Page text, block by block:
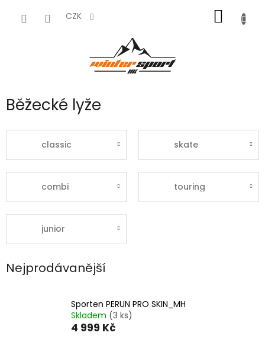
CZK
KOŠÍK
Běžecké lyže
classic skate
combi touring
junior
Nejprodávanější
Sporten PERUN PRO SKIN_MH
Skladem (3 ks)
4 999 Kč